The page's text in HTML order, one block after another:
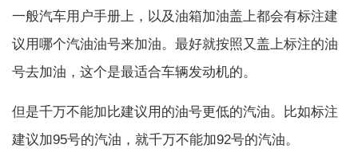
一般汽车用户手册上，以及油箱加油盖上都会有标注建
议用哪个汽油油号来加油。最好就按照又盖上标注的油
号去加油，这个是最适合车辆发动机的。
但是千万不能加比建议用的油号更低的汽油。比如标注
建议加95号的汽油，就千万不能加92号的汽油。